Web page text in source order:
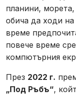
планини,
обича да ходи
време
повече време
компютърния
През 2022 г.
„Под Ръбъ“,